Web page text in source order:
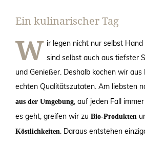
Ein kulinarischer Tag
W ir legen nicht nur selbst
sind selbst auch aus tiefster
und Genießer. Deshalb kochen wir
echten Qualitätszutaten. Am liebsten
aus der Umgebung , auf jeden Fall
es geht, greifen wir zu Bio-Produkten
Köstlichkeiten . Daraus entstehen